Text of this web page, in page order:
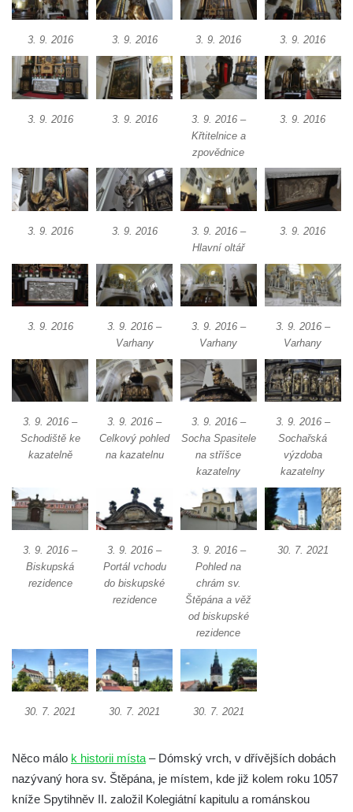
Kaple mezi Dolním Třebonínem a Horním
Márnice na hřbitově v Rybniště
Kaple u kostela svatého Jiljí v Lužci nad
Vltavou
Kaple Božího těla na hřbitově v Hostíně u
Vojkovic
Kostel Nanebevzetí Panny Marie v Hostíně
u Vojkovic
Hřbitovní kaple na hřbitově v Lužci nad
Vltavou
Márnice na hřbitově v Lužci nad Vltavou
Kostel svatého Havla na hřbitově v
Hrobčicích
Kaple svatého Vavřince v Mirošovicích
Márnice na hřbitově v Račicích
Kaple v Bezděkově
Kaple Nejsvětější Trojice v centru Liběšic
Výklenková kaple na rozcestí na jižním
okraji Liběšic
Kostel svaté Kateřiny v Chouči
Kaple svatého Blažeje východně od Lužice
Márnice na hřbitově v Lužici
Kostel svatého Martina v Kozlech
Márnice na hřbitově v Kozlech
Kaple v Oparnu
Protestantský (evangelicko-luterský) kostel
Crostau
3. 9. 2016 3. 9. 2016 3. 9. 2016 3. 9. 2016
3. 9. 2016 3. 9. 2016
3. 9. 2016 –
Křtitelnice a
zpovědnice
3. 9. 2016
3. 9. 2016 3. 9. 2016
3. 9. 2016 –
Hlavní oltář
3. 9. 2016
3. 9. 2016
3. 9. 2016 –
Varhany
3. 9. 2016 –
Varhany
3. 9. 2016 –
Varhany
3. 9. 2016 –
Schodiště ke
kazatelně
3. 9. 2016 –
Celkový pohled
na kazatelnu
3. 9. 2016 –
Socha Spasitele
na stříšce
kazatelny
3. 9. 2016 –
Sochařská
výzdoba
kazatelny
3. 9. 2016 –
Biskupská
rezidence
3. 9. 2016 –
Portál vchodu
do biskupské
rezidence
3. 9. 2016 –
Pohled na
chrám sv.
Štěpána a věž
od biskupské
rezidence
30. 7. 2021
30. 7. 2021 30. 7. 2021 30. 7. 2021
Něco málo k historii místa– Dómský vrch, v dřívějších dobách
nazývaný hora sv. Štěpána, je místem, kde již kolem roku 1057
kníže Spytihněv II. založil Kolegiátní kapitulu a románskou